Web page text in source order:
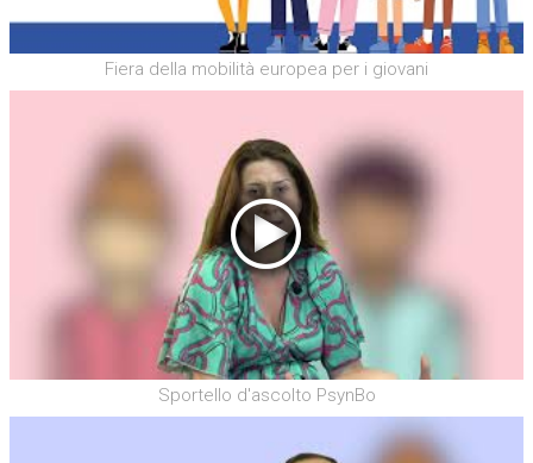
Fiera della mobilità europea per i giovani
Sportello d'ascolto PsynBo